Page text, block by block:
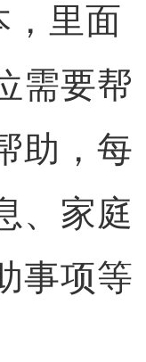
，里面
需要帮
助，每
、家庭
事项等